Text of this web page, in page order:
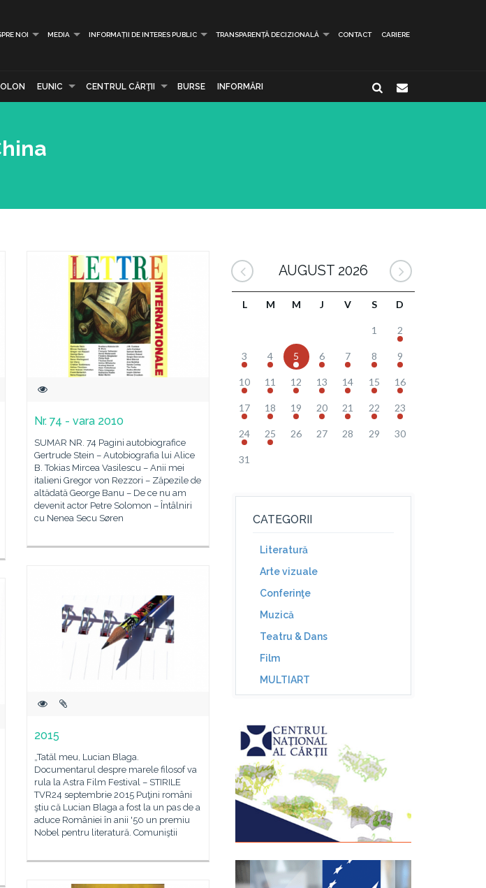
NOI MEDIA INFORMAȚII DE INTERES PUBLIC TRANSPARENȚĂ DECIZIONALĂ CONTACT CARIERE
EUNIC CENTRUL CĂRŢII BURSE INFORMĂRI
Nr. 74 - vara 2010
SUMAR NR. 74 Pagini autobiografice
Gertrude Stein – Autobiografia lui Alice
B. Tokias Mircea Vasilescu – Anii mei
italieni Gregor von Rezzori – Zăpezile de
altădată George Banu – De ce nu am
devenit actor Petre Solomon – Întâlniri
cu Nenea Secu Søren
2015
„Tatăl meu, Lucian Blaga.
Documentarul despre marele filosof va
rula la Astra Film Festival – STIRILE
TVR24 septembrie 2015 Puţini români
ştiu că Lucian Blaga a fost la un pas de a
aduce României în anii '50 un premiu
Nobel pentru literatură. Comuniştii
AUGUST 2026
L M M J V S D
1 2
3 4 5 6 7 8 9
10 11 12 13 14 15 16
17 18 19 20 21 22 23
24 25 26 27 28 29 30
31
CATEGORII
Literatură
Arte vizuale
Conferinţe
Muzică
Teatru & Dans
Film
MULTIART